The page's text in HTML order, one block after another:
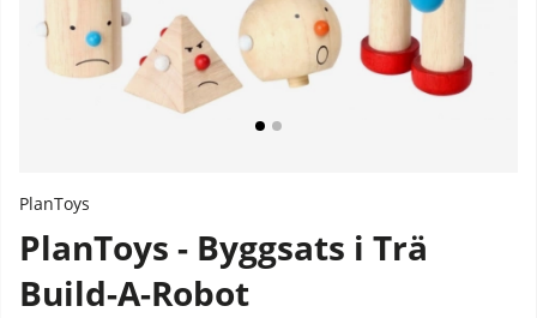
PlanToys
PlanToys - Byggsats i Trä
Build-A-Robot